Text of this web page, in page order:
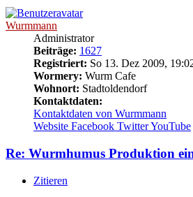
Wurmmann
Administrator
Beiträge: 1627
Registriert: So 13. Dez 2009,
Wormery: Wurm Cafe
Wohnort: Stadtoldendorf
Kontaktdaten:
Kontaktdaten von Wurmmann
Website Facebook TwitterYouTube
Re: Wurmhumus Produktion
Zitieren